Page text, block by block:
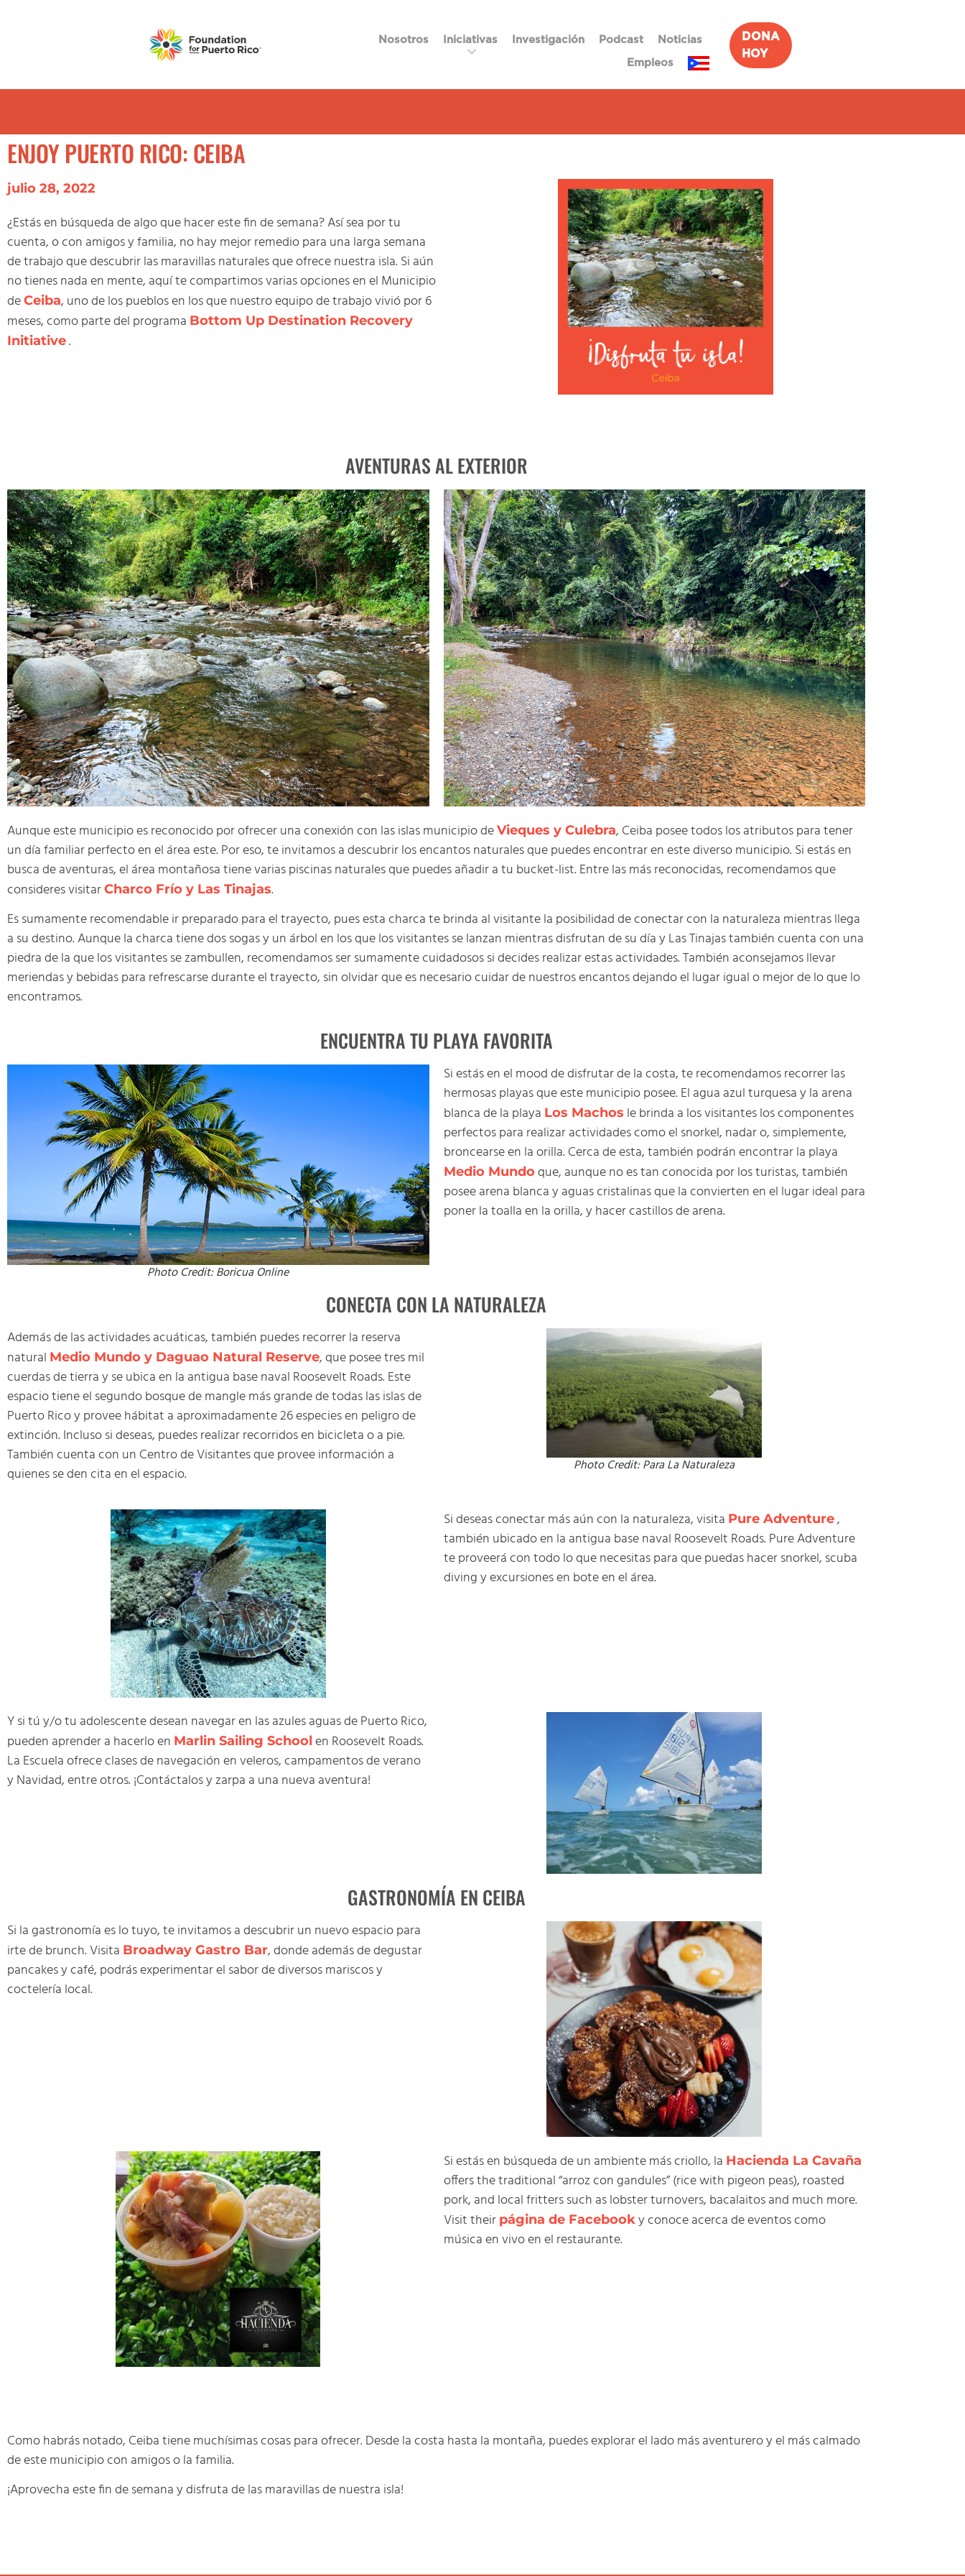
Nosotros Iniciativas Investigación Podcast Noticias
Empleos
DONA
HOY
ENJOY PUERTO RICO: CEIBA
julio 28, 2022
¿Estás en búsqueda de algo que hacer este fin de semana? Así sea por tu
cuenta, o con amigos y familia, no hay mejor remedio para una larga semana
de trabajo que descubrir las maravillas naturales que ofrece nuestra isla. Si aún
no tienes nada en mente, aquí te compartimos varias opciones en el Municipio
deCeiba, uno de los pueblos en los que nuestro equipo de trabajo vivió por 6
meses, como parte del programa Bottom Up Destination Recovery
Initiative.
AVENTURAS AL EXTERIOR
Aunque este municipio es reconocido por ofrecer una conexión con las islas municipio deVieques y Culebra, Ceiba posee todos los atributos para tener
un día familiar perfecto en el área este. Por eso, te invitamos a descubrir los encantos naturales que puedes encontrar en este diverso municipio. Si estás en
busca de aventuras, el área montañosa tiene varias piscinas naturales que puedes añadir a tu bucket-list. Entre las más reconocidas, recomendamos que
consideres visitarCharco Frío y Las Tinajas.
Es sumamente recomendable ir preparado para el trayecto, pues esta charca te brinda al visitante la posibilidad de conectar con la naturaleza mientras llega
a su destino. Aunque la charca tiene dos sogas y un árbol en los que los visitantes se lanzan mientras disfrutan de su día y Las Tinajas también cuenta con una
piedra de la que los visitantes se zambullen, recomendamos ser sumamente cuidadosos si decides realizar estas actividades. También aconsejamos llevar
meriendas y bebidas para refrescarse durante el trayecto, sin olvidar que es necesario cuidar de nuestros encantos dejando el lugar igual o mejor de lo que lo
encontramos.
ENCUENTRA TU PLAYA FAVORITA
Photo Credit: Boricua Online
Si estás en el mood de disfrutar de la costa, te recomendamos recorrer las
hermosas playas que este municipio posee. El agua azul turquesa y la arena
blanca de la playa Los Machos le brinda a los visitantes los componentes
perfectos para realizar actividades como el snorkel, nadar o, simplemente,
broncearse en la orilla. Cerca de esta, también podrán encontrar la playa
Medio Mundoque, aunque no es tan conocida por los turistas, también
posee arena blanca y aguas cristalinas que la convierten en el lugar ideal para
poner la toalla en la orilla, y hacer castillos de arena.
CONECTA CON LA NATURALEZA
Además de las actividades acuáticas, también puedes recorrer la reserva
natural Medio Mundo y Daguao Natural Reserve, que posee tres mil
cuerdas de tierra y se ubica en la antigua base naval Roosevelt Roads. Este
espacio tiene el segundo bosque de mangle más grande de todas las islas de
Puerto Rico y provee hábitat a aproximadamente 26 especies en peligro de
extinción. Incluso si deseas, puedes realizar recorridos en bicicleta o a pie.
También cuenta con un Centro de Visitantes que provee información a
quienes se den cita en el espacio.
Photo Credit: Para La Naturaleza
Si deseas conectar más aún con la naturaleza, visita Pure Adventure,
también ubicado en la antigua base naval Roosevelt Roads. Pure Adventure
te proveerá con todo lo que necesitas para que puedas hacer snorkel, scuba
diving y excursiones en bote en el área.
Y si tú y/o tu adolescente desean navegar en las azules aguas de Puerto Rico,
pueden aprender a hacerlo en Marlin Sailing School en Roosevelt Roads.
La Escuela ofrece clases de navegación en veleros, campamentos de verano
y Navidad, entre otros. ¡Contáctalos y zarpa a una nueva aventura!
GASTRONOMÍA EN CEIBA
Si la gastronomía es lo tuyo, te invitamos a descubrir un nuevo espacio para
irte de brunch. Visita Broadway Gastro Bar, donde además de degustar
pancakes y café, podrás experimentar el sabor de diversos mariscos y
coctelería local.
Si estás en búsqueda de un ambiente más criollo, la Hacienda La Cavaña
offers the traditional “arroz con gandules” (rice with pigeon peas), roasted
pork, and local fritters such as lobster turnovers, bacalaitos and much more.
Visit their página de Facebooky conoce acerca de eventos como
música en vivo en el restaurante.
Como habrás notado, Ceiba tiene muchísimas cosas para ofrecer. Desde la costa hasta la montaña, puedes explorar el lado más aventurero y el más calmado
de este municipio con amigos o la familia.
¡Aprovecha este fin de semana y disfruta de las maravillas de nuestra isla!